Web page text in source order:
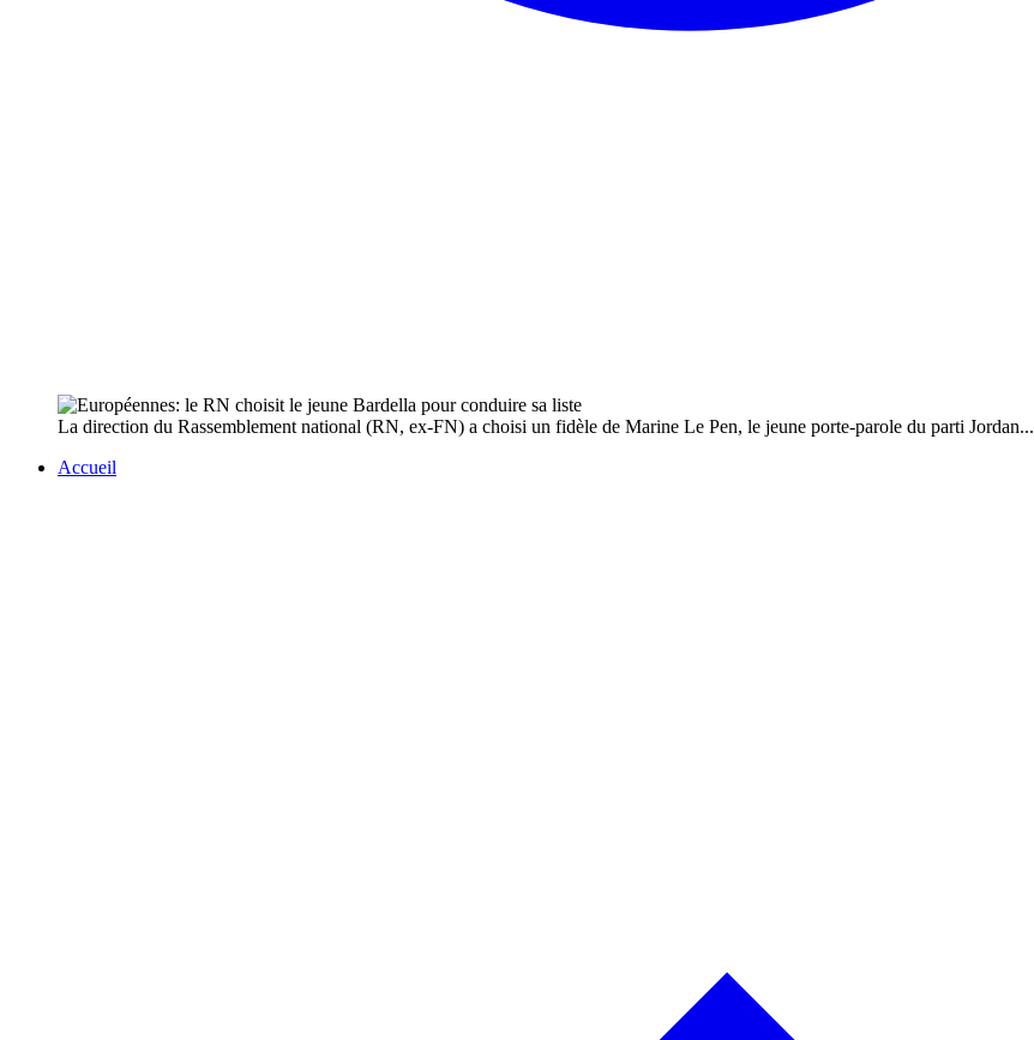
La direction du Rassemblement national (RN, ex-FN) a choisi un fidèle de Marine Le Pen, le jeune porte-parole du parti Jordan...
Accueil